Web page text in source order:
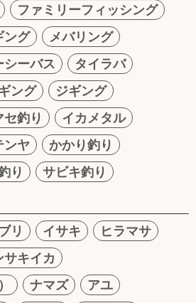
ファミリーフィッシング
ング
メバリング
シーバス
タイラバ
ング
ジギング
セ釣り
イカメタル
ンヤ
かかり釣り
り
サビキ釣り
リ イサキ
ヒラマサ
サキイカ
ナマズ
アユ